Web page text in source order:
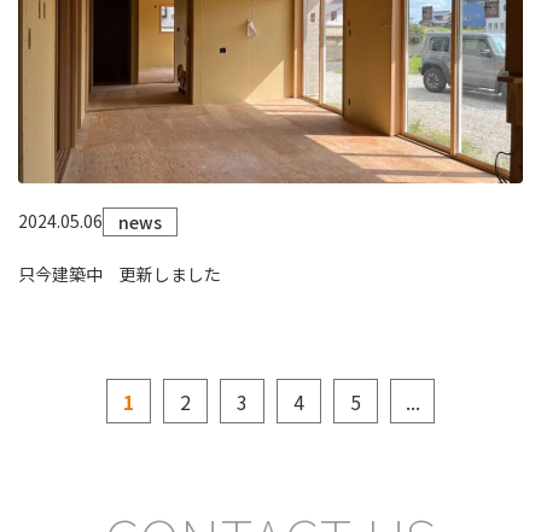
2024.05.06 news
只今建築中 更新しました
1 2 3 4 5 ...